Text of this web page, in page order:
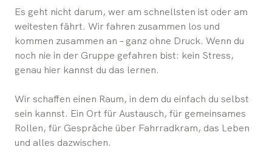
Es geht nicht darum, wer am schnellsten ist oder am
weitesten fährt. Wir fahren zusammen los und
kommen zusammen an – ganz ohne Druck. Wenn du
noch nie in der Gruppe gefahren bist: kein Stress,
genau hier kannst du das lernen.
Wir schaffen einen Raum, in dem du einfach du selbst
sein kannst. Ein Ort für Austausch, für gemeinsames
Rollen, für Gespräche über Fahrradkram, das Leben
und alles dazwischen.